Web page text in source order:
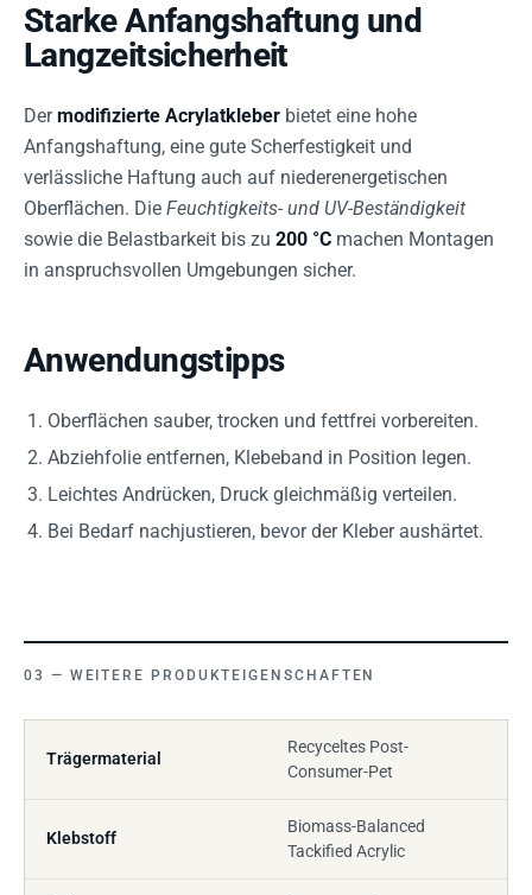
Starke Anfangshaftung und
Langzeitsicherheit
Dermodifizierte Acrylatkleber bietet eine hohe
Anfangshaftung, eine gute Scherfestigkeit und
verlässliche Haftung auch auf niederenergetischen
Oberflächen. Die Feuchtigkeits- und UV-Beständigkeit
sowie die Belastbarkeit bis zu 200 °C machen Montagen
in anspruchsvollen Umgebungen sicher.
Anwendungstipps
Oberflächen sauber, trocken und fettfrei vorbereiten.
Abziehfolie entfernen, Klebeband in Position legen.
Leichtes Andrücken, Druck gleichmäßig verteilen.
Bei Bedarf nachjustieren, bevor der Kleber aushärtet.
WEITERE PRODUKTEIGENSCHAFTEN
Trägermaterial
Recyceltes Post-
Consumer-Pet
Klebstoff
Biomass-Balanced
Tackified Acrylic